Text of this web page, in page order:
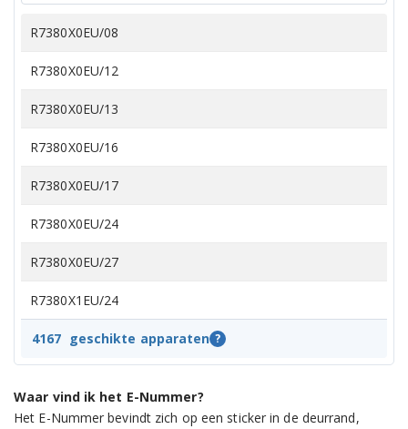
R7380X0EU/08
R7380X0EU/12
R7380X0EU/13
R7380X0EU/16
R7380X0EU/17
R7380X0EU/24
R7380X0EU/27
R7380X1EU/24
R7380X1EU/30
R7380X1EU/38
4167 geschikte apparaten ?
Waar vind ik het E-Nummer?
Het E-Nummer bevindt zich op een sticker in de deurrand,